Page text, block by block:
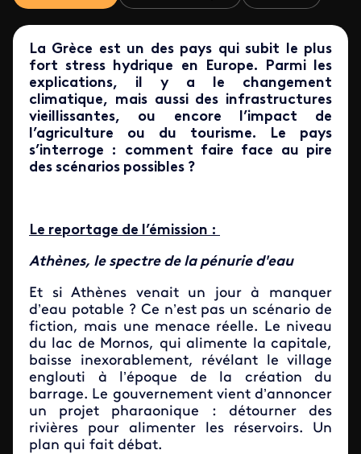
La Grèce est un des pays qui subit le plus
fort stress hydrique en Europe. Parmi les
explications, il y a le changement
climatique, mais aussi des infrastructures
vieillissantes, ou encore l’impact de
l’agriculture ou du tourisme. Le pays
s’interroge : comment faire face au pire
des scénarios possibles ?
Le reportage de l’émission :
Athènes, le spectre de la pénurie d'eau
Et si Athènes venait un jour à manquer
d’eau potable ? Ce n’est pas un scénario de
fiction, mais une menace réelle. Le niveau
du lac de Mornos, qui alimente la capitale,
baisse inexorablement, révélant le village
englouti à l’époque de la création du
barrage. Le gouvernement vient d’annoncer
un projet pharaonique : détourner des
rivières pour alimenter les réservoirs. Un
plan qui fait débat.